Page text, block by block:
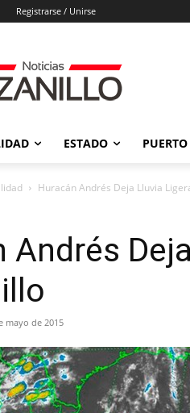
Registrarse / Unirse
ESTADO PUERTO
Huracán Andrés Deja Lluvia
Andrés
mayo de 2015